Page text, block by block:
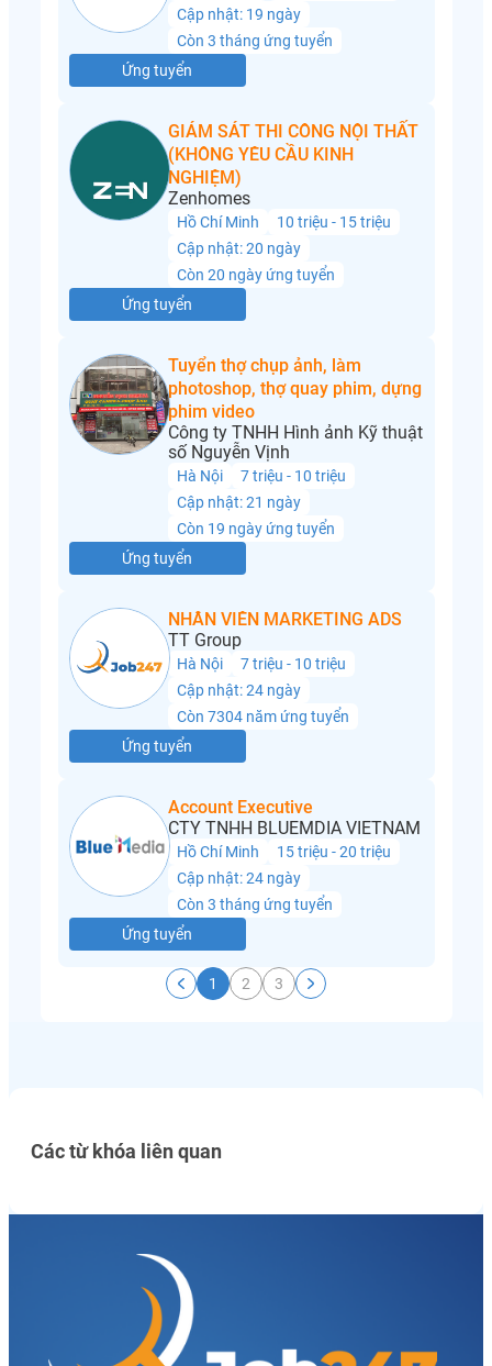
Cập nhật: 19 ngày
Còn 3 tháng ứng tuyển
Ứng tuyển
GIÁM SÁT THI CÔNG NỘI THẤT
(KHÔNG YÊU CẦU KINH
NGHIỆM)
Zenhomes
Hồ Chí Minh
10 triệu - 15 triệu
Cập nhật: 20 ngày
Còn 20 ngày ứng tuyển
Ứng tuyển
Tuyển thợ chụp ảnh, làm
photoshop, thợ quay phim, dựng
phim video
Công ty TNHH Hình ảnh Kỹ thuật
số Nguyễn Vịnh
Hà Nội
7 triệu - 10 triệu
Cập nhật: 21 ngày
Còn 19 ngày ứng tuyển
Ứng tuyển
NHÂN VIÊN MARKETING ADS
TT Group
Hà Nội
7 triệu - 10 triệu
Cập nhật: 24 ngày
Còn 7304 năm ứng tuyển
Ứng tuyển
Account Executive
CTY TNHH BLUEMDIA VIETNAM
Hồ Chí Minh
15 triệu - 20 triệu
Cập nhật: 24 ngày
Còn 3 tháng ứng tuyển
Ứng tuyển
1 2 3
Các từ khóa liên quan